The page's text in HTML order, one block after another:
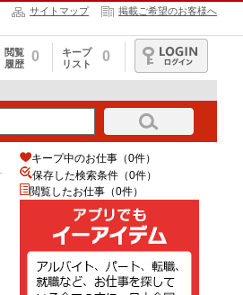
サイトマップ 掲載ご希望のお客様へ
閲覧
履歴
0
キープ
リスト
0
ログイン
キープ中のお仕事（0件）
保存した検索条件（0件）
閲覧したお仕事（0件）